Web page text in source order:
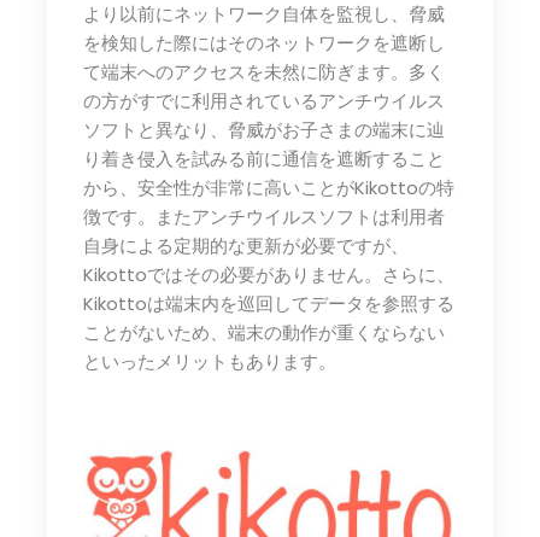
より以前にネットワーク自体を監視し、脅威
を検知した際にはそのネットワークを遮断し
て端末へのアクセスを未然に防ぎます。多く
の方がすでに利用されているアンチウイルス
ソフトと異なり、脅威がお子さまの端末に辿
り着き侵入を試みる前に通信を遮断すること
から、安全性が非常に高いことがKikottoの特
徴です。またアンチウイルスソフトは利用者
自身による定期的な更新が必要ですが、
Kikottoではその必要がありません。さらに、
Kikottoは端末内を巡回してデータを参照する
ことがないため、端末の動作が重くならない
といったメリットもあります。